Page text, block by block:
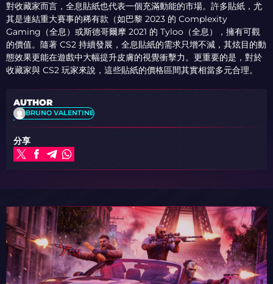
對收藏家而言，全息貼紙也代表一個充滿動能的市場。許多貼紙，尤
其是連結重大賽事的稀有款（如巴黎 2023 的 Complexity
Gaming（全息）或斯德哥爾摩 2021 的 Tyloo（全息），擁有可觀
的價值。隨著 CS2 持續發展，全息貼紙的需求只增不減，其炫目的動
態效果更能在遊戲中大幅提升皮膚的視覺衝擊力。更重要的是，對於
收藏家與 CS2 玩家來說，這些貼紙的價格區間其實相當多元合理。
AUTHOR
BRUNO VALENTINE
分享